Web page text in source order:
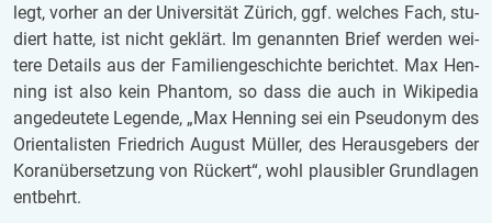
legt, vor­her an der Uni­ver­si­tät Zü­rich, ggf. wel­ches Fach, stu­
diert hatte, ist nicht ge­klärt. Im ge­nann­ten Brief wer­den wei­
te­re De­tails aus der Fa­mi­li­en­ge­schich­te be­rich­tet. Max Hen­
ning ist also kein Phan­tom, so dass die auch in Wi­ki­pe­dia
an­ge­deu­te­te Le­gen­de, „Max Hen­ning sei ein Pseud­onym des
Ori­en­ta­lis­ten Fried­rich Au­gust Mül­ler, des Her­aus­ge­bers der
Ko­ran­über­set­zung von Rück­ert“, wohl plau­si­bler Grund­la­gen
ent­behrt.